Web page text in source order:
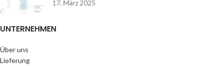
17. März 2025
UNTERNEHMEN
Über uns
Lieferung